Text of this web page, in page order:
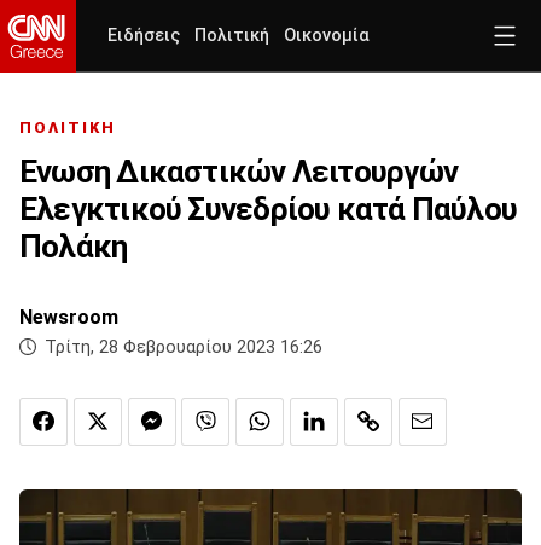
Ειδήσεις Πολιτική Οικονομία
ΠΟΛΙΤΙΚΗ
Ενωση Δικαστικών Λειτουργών
Ελεγκτικού Συνεδρίου κατά Παύλου
Πολάκη
Newsroom
Τρίτη, 28 Φεβρουαρίου 2023 16:26